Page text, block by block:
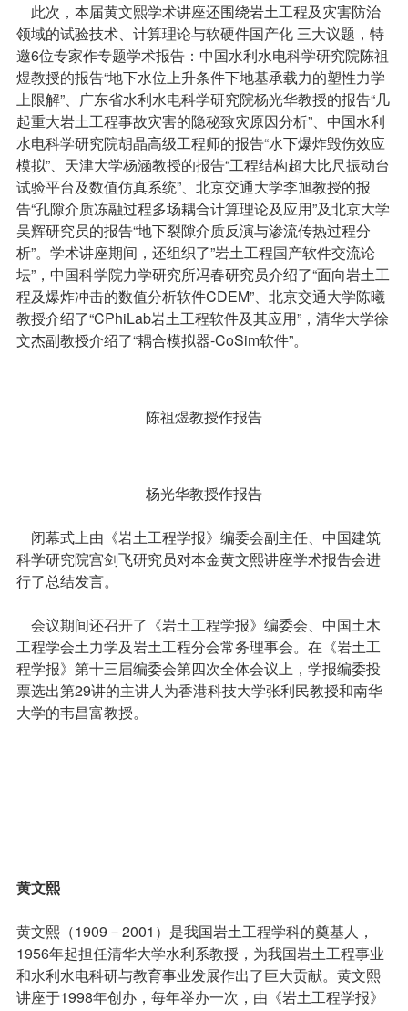
此次，本届黄文熙学术讲座还围绕岩土工程及灾害防治
领域的试验技术、计算理论与软硬件国产化 三大议题，特
邀6位专家作专题学术报告：中国水利水电科学研究院陈祖
煜教授的报告“地下水位上升条件下地基承载力的塑性力学
上限解”、广东省水利水电科学研究院杨光华教授的报告“几
起重大岩土工程事故灾害的隐秘致灾原因分析”、中国水利
水电科学研究院胡晶高级工程师的报告“水下爆炸毁伤效应
模拟”、天津大学杨涵教授的报告“工程结构超大比尺振动台
试验平台及数值仿真系统”、北京交通大学李旭教授的报
告“孔隙介质冻融过程多场耦合计算理论及应用”及北京大学
吴辉研究员的报告“地下裂隙介质反演与渗流传热过程分
析”。学术讲座期间，还组织了”岩土工程国产软件交流论
坛”，中国科学院力学研究所冯春研究员介绍了“面向岩土工
程及爆炸冲击的数值分析软件CDEM”、北京交通大学陈曦
教授介绍了“CPhiLab岩土工程软件及其应用”，清华大学徐
文杰副教授介绍了“耦合模拟器-CoSim软件”。
陈祖煜教授作报告
杨光华教授作报告
闭幕式上由《岩土工程学报》编委会副主任、中国建筑
科学研究院宫剑飞研究员对本金黄文熙讲座学术报告会进
行了总结发言。
会议期间还召开了《岩土工程学报》编委会、中国土木
工程学会土力学及岩土工程分会常务理事会。在《岩土工
程学报》第十三届编委会第四次全体会议上，学报编委投
票选出第29讲的主讲人为香港科技大学张利民教授和南华
大学的韦昌富教授。
黄文熙
黄文熙（1909－2001）是我国岩土工程学科的奠基人，
1956年起担任清华大学水利系教授，为我国岩土工程事业
和水利水电科研与教育事业发展作出了巨大贡献。黄文熙
讲座于1998年创办，每年举办一次，由《岩土工程学报》